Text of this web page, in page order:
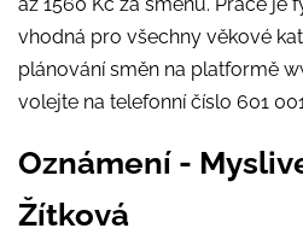
vhodná pro všechny věkové
plánování směn na platformě
volejte na telefonní číslo 601
Oznámení -
Žítková